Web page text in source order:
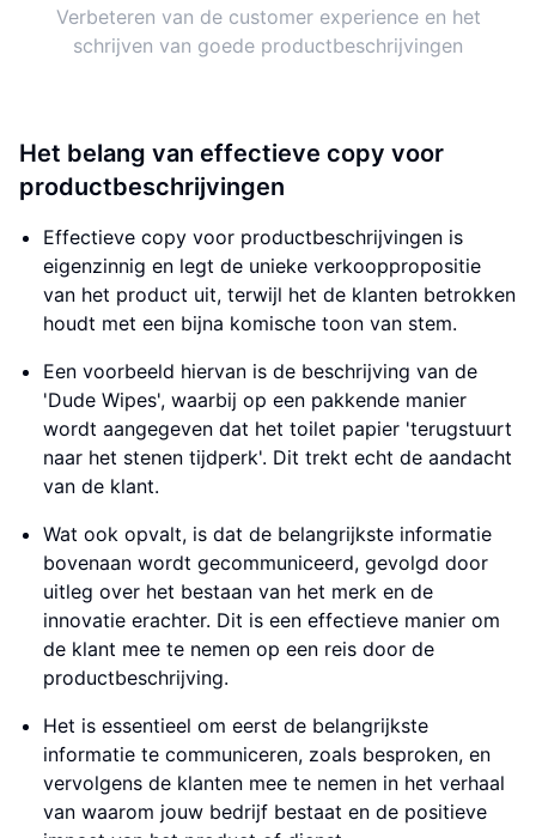
Verbeteren van de customer experience en het
schrijven van goede productbeschrijvingen
Het belang van effectieve copy voor
productbeschrijvingen
Effectieve copy voor productbeschrijvingen is
eigenzinnig en legt de unieke verkooppropositie
van het product uit, terwijl het de klanten betrokken
houdt met een bijna komische toon van stem.
Een voorbeeld hiervan is de beschrijving van de
'Dude Wipes', waarbij op een pakkende manier
wordt aangegeven dat het toilet papier 'terugstuurt
naar het stenen tijdperk'. Dit trekt echt de aandacht
van de klant.
Wat ook opvalt, is dat de belangrijkste informatie
bovenaan wordt gecommuniceerd, gevolgd door
uitleg over het bestaan van het merk en de
innovatie erachter. Dit is een effectieve manier om
de klant mee te nemen op een reis door de
productbeschrijving.
Het is essentieel om eerst de belangrijkste
informatie te communiceren, zoals besproken, en
vervolgens de klanten mee te nemen in het verhaal
van waarom jouw bedrijf bestaat en de positieve